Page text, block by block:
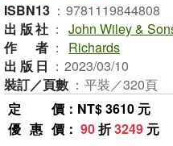
ISBN13 ： 9781119844808
出版社 ： John Wiley &
作者 ：
Richards
出版日 ： 2023/03/10
裝訂／頁數 ： 平裝／320頁
定價 ：NT$ 3610 元
優惠價 ： 90折3249 元